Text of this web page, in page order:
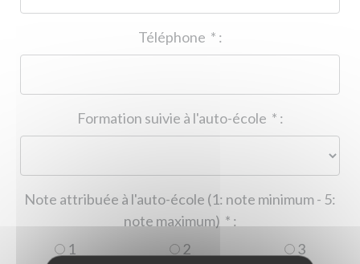
* :
* :
Note attribuée à l'auto-école (1: note minimum - 5:
* :
1
2
3